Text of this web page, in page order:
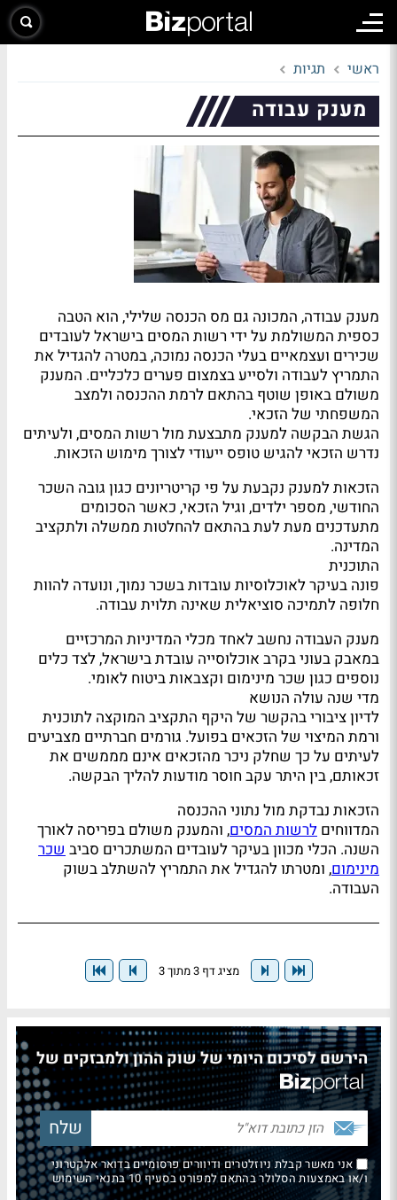
ראשי תגיות
מענק עבודה
מענק עבודה, המכונה גם מס הכנסה שלילי, הוא הטבה
כספית המשולמת על ידי רשות המסים בישראל לעובדים
שכירים ועצמאיים בעלי הכנסה נמוכה, במטרה להגדיל את
התמריץ לעבודה ולסייע בצמצום פערים כלכליים. המענק
משולם באופן שוטף בהתאם לרמת ההכנסה ולמצב
המשפחתי של הזכאי.
הגשת הבקשה למענק מתבצעת מול רשות המסים, ולעיתים
נדרש הזכאי להגיש טופס ייעודי לצורך מימוש הזכאות.
הזכאות למענק נקבעת על פי קריטריונים כגון גובה השכר
החודשי, מספר ילדים, וגיל הזכאי, כאשר הסכומים
מתעדכנים מעת לעת בהתאם להחלטות ממשלה ולתקציב
המדינה.
התוכנית
פונה בעיקר לאוכלוסיות עובדות בשכר נמוך, ונועדה להוות
חלופה לתמיכה סוציאלית שאינה תלוית עבודה.
מענק העבודה נחשב לאחד מכלי המדיניות המרכזיים
במאבק בעוני בקרב אוכלוסייה עובדת בישראל, לצד כלים
נוספים כגון שכר מינימום וקצבאות ביטוח לאומי.
מדי שנה עולה הנושא
לדיון ציבורי בהקשר של היקף התקציב המוקצה לתוכנית
ורמת המיצוי של הזכאים בפועל. גורמים חברתיים מצביעים
לעיתים על כך שחלק ניכר מהזכאים אינם מממשים את
זכאותם, בין היתר עקב חוסר מודעות להליך הבקשה.
הזכאות נבדקת מול נתוני ההכנסה
המדווחים לרשות המסים, והמענק משולם בפריסה לאורך
השנה. הכלי מכוון בעיקר לעובדים המשתכרים סביבשכר
מינימום, ומטרתו להגדיל את התמריץ להשתלב בשוק
העבודה.
מציג דף 3 מתוך 3
הירשם לסיכום היומי של שוק ההון ולמבזקים של
אני מאשר קבלת ניוזלטרים ודיוורים פרסומיים בדואר אלקטרוני
ו/או באמצעות הסלולר בהתאם למפורט בסעיף 10 בתנאי השימוש